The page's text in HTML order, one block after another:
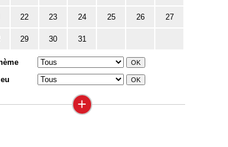
22 23 24 25 26 27
29 30 31
+